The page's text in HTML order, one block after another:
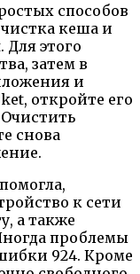
способов
кеша и
этого
затем в
и
откройте его
снова
к сети
а также
проблемы
924. Кроме